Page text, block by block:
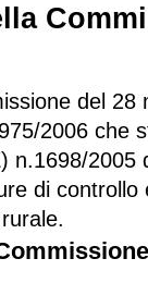
del 28
2006 che
n.1698/2005
di